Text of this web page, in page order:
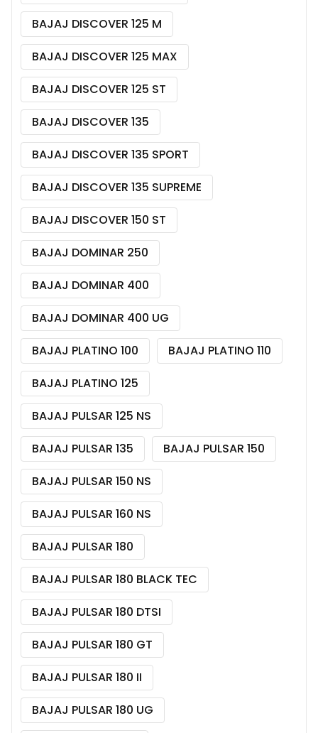
BAJAJ DISCOVER 125 M
BAJAJ DISCOVER 125 MAX
BAJAJ DISCOVER 125 ST
BAJAJ DISCOVER 135
BAJAJ DISCOVER 135 SPORT
BAJAJ DISCOVER 135 SUPREME
BAJAJ DISCOVER 150 ST
BAJAJ DOMINAR 250
BAJAJ DOMINAR 400
BAJAJ DOMINAR 400 UG
BAJAJ PLATINO 100
BAJAJ PLATINO 110
BAJAJ PLATINO 125
BAJAJ PULSAR 125 NS
BAJAJ PULSAR 135
BAJAJ PULSAR 150
BAJAJ PULSAR 150 NS
BAJAJ PULSAR 160 NS
BAJAJ PULSAR 180
BAJAJ PULSAR 180 BLACK TEC
BAJAJ PULSAR 180 DTSI
BAJAJ PULSAR 180 GT
BAJAJ PULSAR 180 II
BAJAJ PULSAR 180 UG